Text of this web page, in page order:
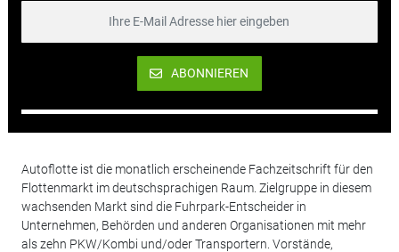
ABONNIEREN
Autoflotte ist die monatlich erscheinende Fachzeitschrift für den
Flottenmarkt im deutschsprachigen Raum. Zielgruppe in diesem
wachsenden Markt sind die Fuhrpark-Entscheider in
Unternehmen, Behörden und anderen Organisationen mit mehr
als zehn PKW/Kombi und/oder Transportern. Vorstände,